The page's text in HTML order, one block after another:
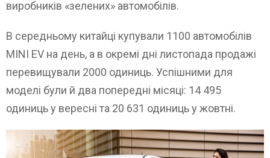
виробників «зелених» автомобілів.
В середньому китайці купували 1100 автомобілів
MINI EV на день, а в окремі дні листопада продажі
перевищували 2000 одиниць. Успішними для
моделі були й два попередні місяці: 14 495
одиниць у вересні та 20 631 одиниць у жовтні.